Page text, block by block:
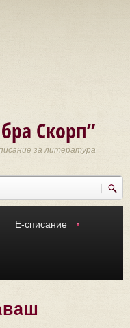
Скорп”
за литература
Е-списание